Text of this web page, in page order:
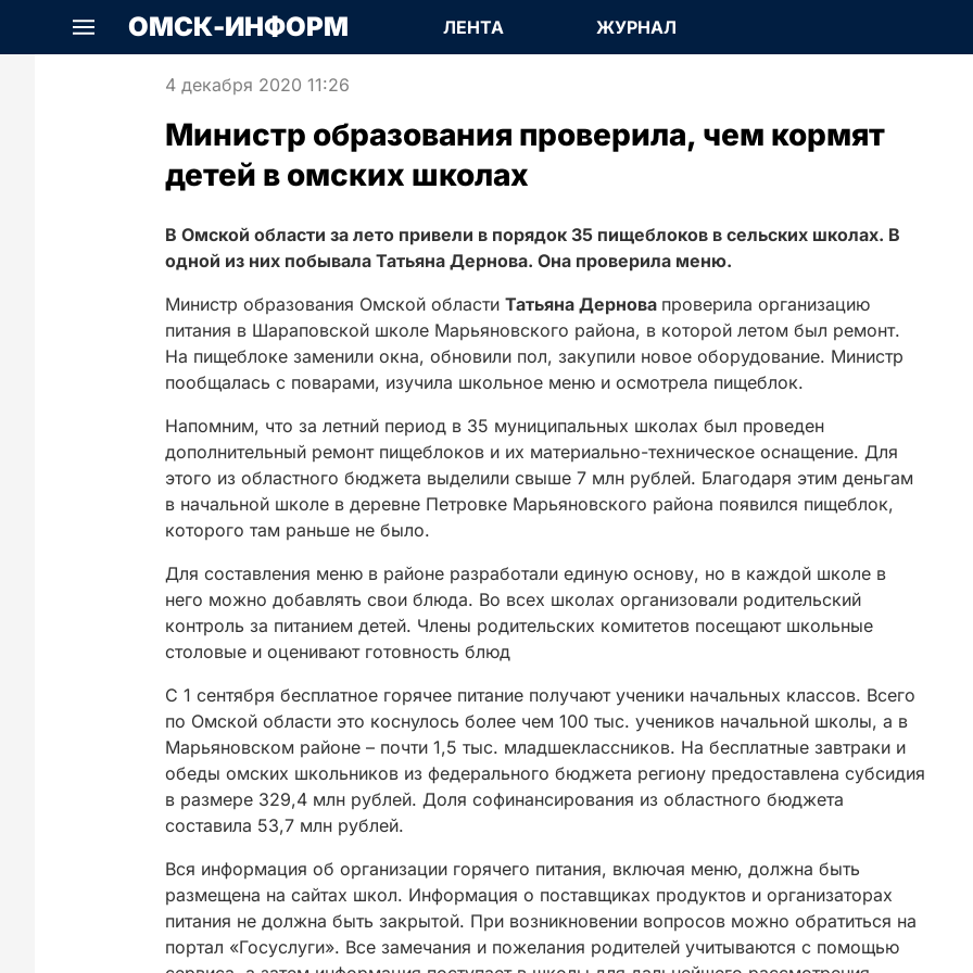
ОМСК-ИНФОРМ ЛЕНТА ЖУРНАЛ
4 декабря 2020 11:26
Министр образования проверила, чем кормят
детей в омских школах
В Омской области за лето привели в порядок 35 пищеблоков в сельских школах. В
одной из них побывала Татьяна Дернова. Она проверила меню.
Министр образования Омской области Татьяна Дернова проверила организацию
питания в Шараповской школе Марьяновского района, в которой летом был ремонт.
На пищеблоке заменили окна, обновили пол, закупили новое оборудование. Министр
пообщалась с поварами, изучила школьное меню и осмотрела пищеблок.
Напомним, что за летний период в 35 муниципальных школах был проведен
дополнительный ремонт пищеблоков и их материально-техническое оснащение. Для
этого из областного бюджета выделили свыше 7 млн рублей. Благодаря этим деньгам
в начальной школе в деревне Петровке Марьяновского района появился пищеблок,
которого там раньше не было.
Для составления меню в районе разработали единую основу, но в каждой школе в
него можно добавлять свои блюда. Во всех школах организовали родительский
контроль за питанием детей. Члены родительских комитетов посещают школьные
столовые и оценивают готовность блюд
С 1 сентября бесплатное горячее питание получают ученики начальных классов. Всего
по Омской области это коснулось более чем 100 тыс. учеников начальной школы, а в
Марьяновском районе – почти 1,5 тыс. младшеклассников. На бесплатные завтраки и
обеды омских школьников из федерального бюджета региону предоставлена субсидия
в размере 329,4 млн рублей. Доля софинансирования из областного бюджета
составила 53,7 млн рублей.
Вся информация об организации горячего питания, включая меню, должна быть
размещена на сайтах школ. Информация о поставщиках продуктов и организаторах
питания не должна быть закрытой. При возникновении вопросов можно обратиться на
портал «Госуслуги». Все замечания и пожелания родителей учитываются с помощью